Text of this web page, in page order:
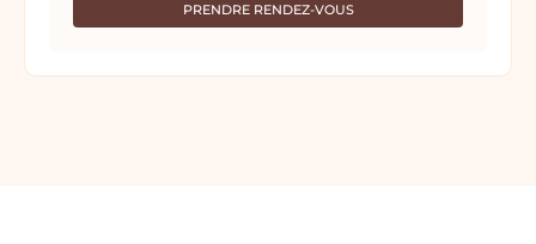
PRENDRE RENDEZ-VOUS